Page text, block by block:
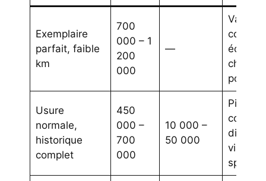
Exemplaire
parfait, faible
km
700
000 – 1
200
000
—
Valeur
chiffres
Usure
normale,
historique
complet
450
000 –
700
000
10 000 –
50 000
Pièces
via